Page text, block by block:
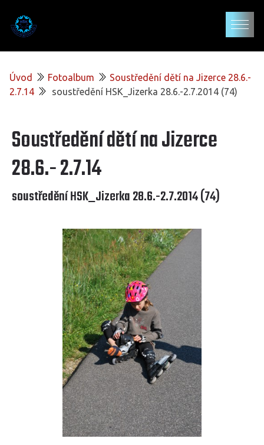
Úvod Fotoalbum
Soustředění dětí na Jizerce 28.6.-
2.7.14
soustředění HSK_Jizerka 28.6.-2.7.2014 (74)
Soustředění dětí na Jizerce
28.6.- 2.7.14
soustředění HSK_Jizerka 28.6.-2.7.2014 (74)